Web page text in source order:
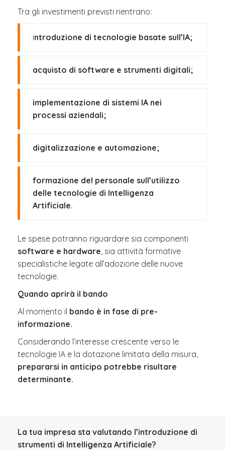
Tra gli investimenti previsti rientrano:
introduzione di tecnologie basate sull’IA;
acquisto di software e strumenti digitali;
implementazione di sistemi IA nei
processi aziendali;
digitalizzazione e automazione;
formazione del personale sull’utilizzo
delle tecnologie di Intelligenza
Artificiale.
Le spese potranno riguardare sia componenti
software e hardware, sia attività formative
specialistiche legate all’adozione delle nuove
tecnologie.
Quando aprirà il bando
Al momento il bando è in fase di pre-
informazione.
Considerando l’interesse crescente verso le
tecnologie IA e la dotazione limitata della misura,
prepararsi in anticipo potrebbe risultare
determinante.
La tua impresa sta valutando l’introduzione di
strumenti di Intelligenza Artificiale?